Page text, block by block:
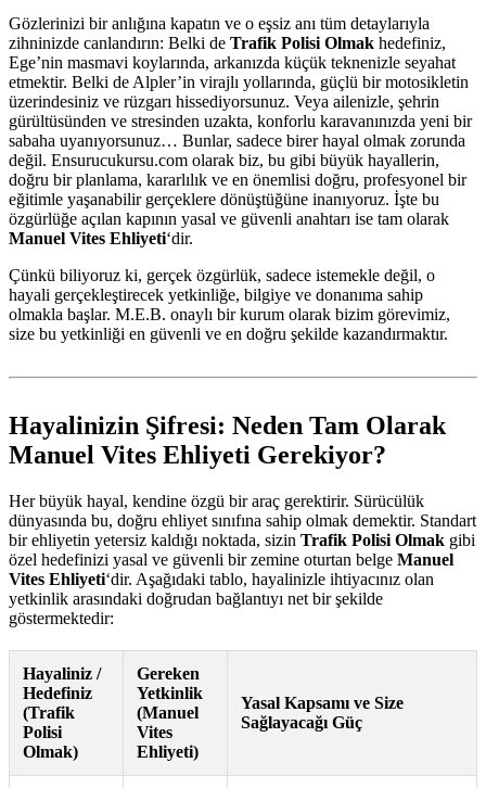
Gözlerinizi bir anlığına kapatın ve o eşsiz anı tüm detaylarıyla
zihninizde canlandırın: Belki de Trafik Polisi Olmak hedefiniz,
Ege’nin masmavi koylarında, arkanızda küçük teknenizle seyahat
etmektir. Belki de Alpler’in virajlı yollarında, güçlü bir motosikletin
üzerindesiniz ve rüzgarı hissediyorsunuz. Veya ailenizle, şehrin
gürültüsünden ve stresinden uzakta, konforlu karavanınızda yeni bir
sabaha uyanıyorsunuz… Bunlar, sadece birer hayal olmak zorunda
değil. Ensurucukursu.com olarak biz, bu gibi büyük hayallerin,
doğru bir planlama, kararlılık ve en önemlisi doğru, profesyonel bir
eğitimle yaşanabilir gerçeklere dönüştüğüne inanıyoruz. İşte bu
özgürlüğe açılan kapının yasal ve güvenli anahtarı ise tam olarak
Manuel Vites Ehliyeti‘dir.
Çünkü biliyoruz ki, gerçek özgürlük, sadece istemekle değil, o
hayali gerçekleştirecek yetkinliğe, bilgiye ve donanıma sahip
olmakla başlar. M.E.B. onaylı bir kurum olarak bizim görevimiz,
size bu yetkinliği en güvenli ve en doğru şekilde kazandırmaktır.
Hayalinizin Şifresi: Neden Tam Olarak
Manuel Vites Ehliyeti Gerekiyor?
Her büyük hayal, kendine özgü bir araç gerektirir. Sürücülük
dünyasında bu, doğru ehliyet sınıfına sahip olmak demektir. Standart
bir ehliyetin yetersiz kaldığı noktada, sizin Trafik Polisi Olmak gibi
özel hedefinizi yasal ve güvenli bir zemine oturtan belge Manuel
Vites Ehliyeti‘dir. Aşağıdaki tablo, hayalinizle ihtiyacınız olan
yetkinlik arasındaki doğrudan bağlantıyı net bir şekilde
göstermektedir:
Hayaliniz /
Hedefiniz
(Trafik
Polisi
Olmak)
Gereken
Yetkinlik
(Manuel
Vites
Ehliyeti)
Yasal Kapsamı ve Size
Sağlayacağı Güç